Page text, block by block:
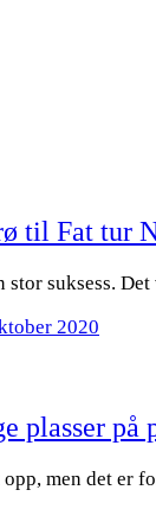
til Fat tur
stor suksess.
2020
plasser på
men det er